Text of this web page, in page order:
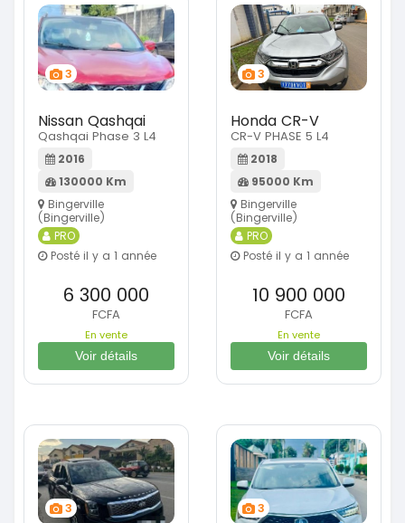
3
Nissan Qashqai
Qashqai Phase 3 L4
2016
130000 Km
Bingerville
(Bingerville)
PRO
Posté il y a 1 année
6 300 000
FCFA
En vente
Voir détails
3
Honda CR-V
CR-V PHASE 5 L4
2018
95000 Km
Bingerville
(Bingerville)
PRO
Posté il y a 1 année
10 900 000
FCFA
En vente
Voir détails
3 3